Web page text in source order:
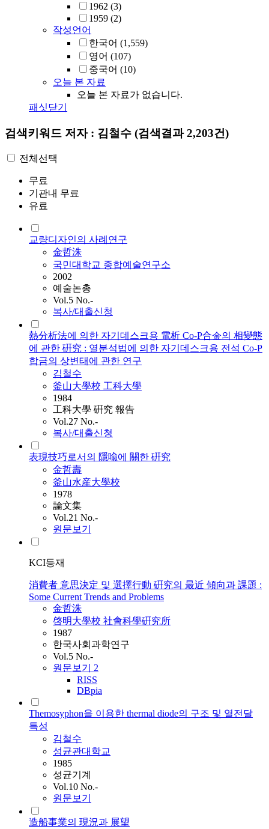
1962 (3)
1959 (2)
작성언어
한국어 (1,559)
영어 (107)
중국어 (10)
오늘 본 자료
오늘 본 자료가 없습니다.
패싯닫기
검색키워드 저자 : 김철수 (검색결과 2,203건)
전체선택
무료
기관내 무료
유료
교량디자인의 사례연구
金哲洙
국민대학교 종합예술연구소
2002
예술논총
Vol.5 No.-
복사/대출신청
熱分析法에 의한 자기데스크용 電析 Co-P合金의 相變態
에 관한 硏究 : 열분석법에 의한 자기데스크용 전석 Co-P
합금의 상변태에 관한 연구
김철수
釜山大學校 工科大學
1984
工科大學 硏究 報告
Vol.27 No.-
복사/대출신청
表現技巧로서의 隱喩에 關한 硏究
金哲壽
釜山水産大學校
1978
論文集
Vol.21 No.-
원문보기
KCI등재
消費者 意思決定 및 選擇行動 硏究의 最近 傾向과 課題 :
Some Current Trends and Problems
金哲洙
啓明大學校 社會科學硏究所
1987
한국사회과학연구
Vol.5 No.-
원문보기 2
RISS
DBpia
Themosyphon을 이용한 thermal diode의 구조 및 열전달
특성
김철수
성균관대학교
1985
성균기계
Vol.10 No.-
원문보기
造船事業의 現況과 展望